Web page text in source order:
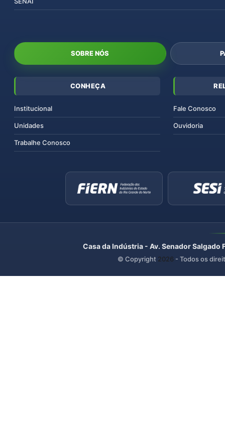
SOBRE NÓS
CONHEÇA
Institucional
Unidades
Trabalhe Conosco
Fale Conosco
Ouvidoria
Casa da Indústria - Av. Senador
© Copyright 2026 - Todos os